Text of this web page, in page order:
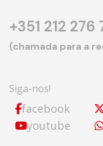
+351 212 276
(chamada para a
Siga-nos!
facebook
youtube